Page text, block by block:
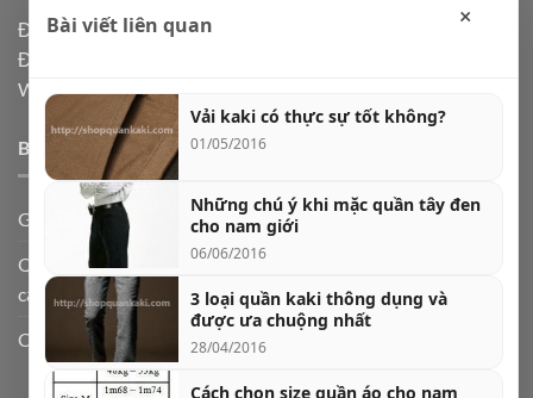
Địa chỉ: Hà Nội, Ship code toàn quốc
Điện thoại:
Website: Shopdonam.com
BÀI VIẾT MỚI
Giày lười nam da bò – biểu tượng của sự lịch lãm
Quần jogger nam và 5 cách phối đồ cực chất theo từng hoàn
cảnh
Cách chọn quần jeans nam theo dáng người
Bài viết liên quan ×
Vải kaki có thực sự tốt không?
01/05/2016
Những chú ý khi mặc quần tây đen
cho nam giới
06/06/2016
3 loại quần kaki thông dụng và
được ưa chuộng nhất
28/04/2016
Cách chọn size quần áo cho nam